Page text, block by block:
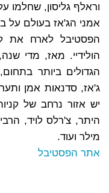
וראלף גליסון, שחלמו
אמני הג'אז בעולם על
הפסטיבל לארח את
הולידיי. מאז, מדי
הגדולים ביותר
ג'אז, סדנאות אמן
יש אזור נרחב של
היתר, צ'רלס לויד,
מילר ועוד.
אתר הפסטיבל